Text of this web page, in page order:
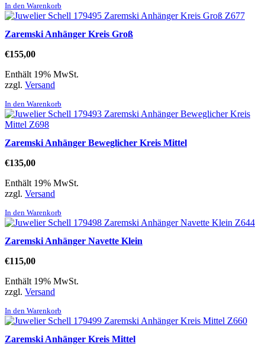
In den Warenkorb
Zaremski Anhänger Kreis Groß
€155,00
Enthält 19% MwSt.
zzgl. Versand
In den Warenkorb
Zaremski Anhänger Beweglicher Kreis Mittel
€135,00
Enthält 19% MwSt.
zzgl. Versand
In den Warenkorb
Zaremski Anhänger Navette Klein
€115,00
Enthält 19% MwSt.
zzgl. Versand
In den Warenkorb
Zaremski Anhänger Kreis Mittel